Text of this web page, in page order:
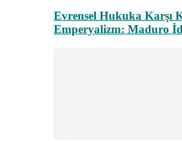
Evrensel Hukuka Karşı
Emperyalizm: Maduro